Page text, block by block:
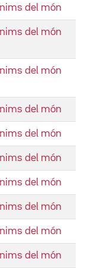
del món
del món
del món
del món
del món
del món
del món
del món
del món
del món